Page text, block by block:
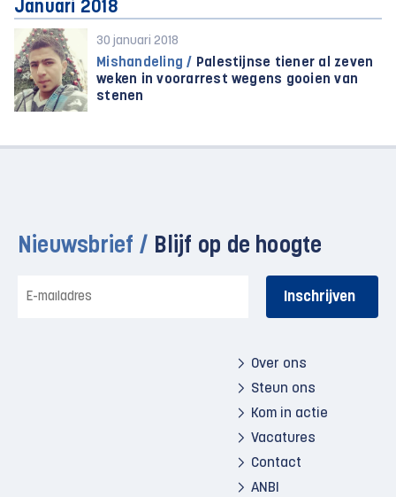
Januari 2018
30 januari 2018
Mishandeling / Palestijnse tiener al zeven
weken in voorarrest wegens gooien van
stenen
Nieuwsbrief / Blijf op de hoogte
mailadres
Over ons
Steun ons
Kom in actie
Vacatures
Contact
ANBI